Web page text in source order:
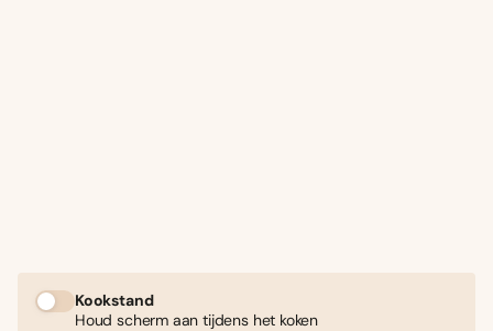
Kookstand
Houd scherm aan tijdens het koken